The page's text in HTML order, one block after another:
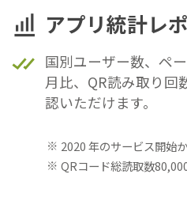
アプリ統計レ
国別ユーザー数、ペ
月比、QR読み取り回
認いただけます。
2020 年のサービス開始
QRコード総読取数